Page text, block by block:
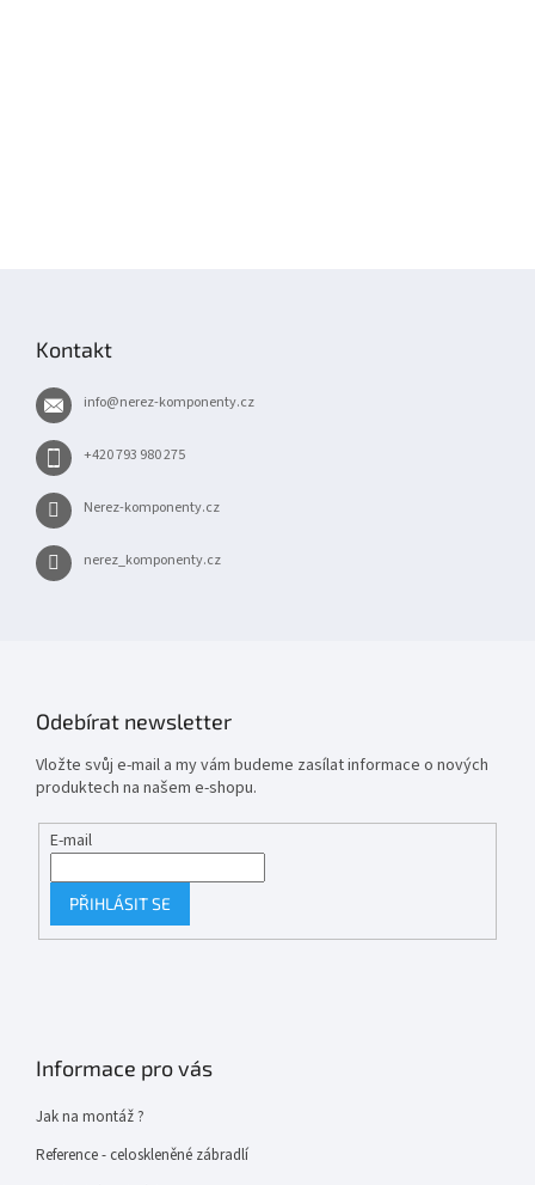
Kontakt
info@nerez-komponenty.cz
+420 793 980 275
Nerez-komponenty.cz
nerez_komponenty.cz
Odebírat newsletter
Vložte svůj e-mail a my vám budeme zasílat informace o nových
produktech na našem e-shopu.
E-mail
PŘIHLÁSIT SE
Informace pro vás
Jak na montáž ?
Reference - celoskleněné zábradlí